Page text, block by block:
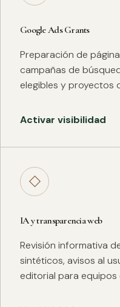
Google Ads Grants
Preparación de
campañas de
elegibles y proyectos
Activar visibilidad
◇
IA y transparencia web
Revisión informativa
sintéticos, avisos al
editorial para equipos